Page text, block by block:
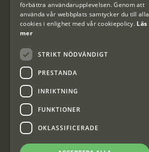
Kundklubb
Information om kundklubben.
Interjakt Sweden AB, Årjäng
förbättra användarupplevelsen. Genom att
använda vår webbplats samtycker du till alla
cookies i enlighet med vår cookiepolicy. Läs
mer
STRIKT NÖDVÄNDIGT
PRESTANDA
INRIKTNING
FUNKTIONER
OKLASSIFICERADE